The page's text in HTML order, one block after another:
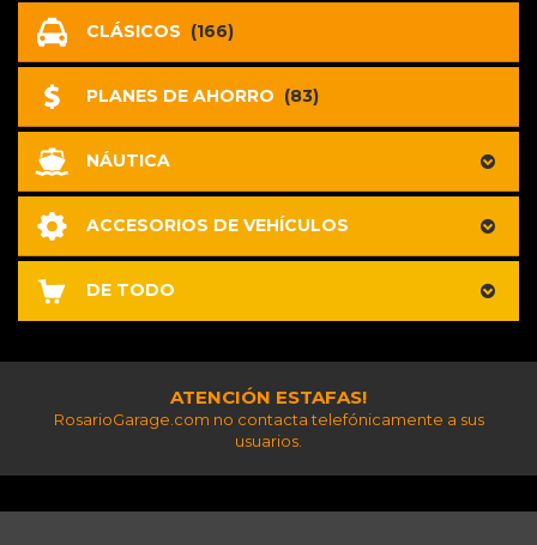
CLÁSICOS (166)
PLANES DE AHORRO (83)
NÁUTICA
ACCESORIOS DE VEHÍCULOS
DE TODO
ATENCIÓN ESTAFAS!
RosarioGarage.com no contacta telefónicamente a sus
usuarios.